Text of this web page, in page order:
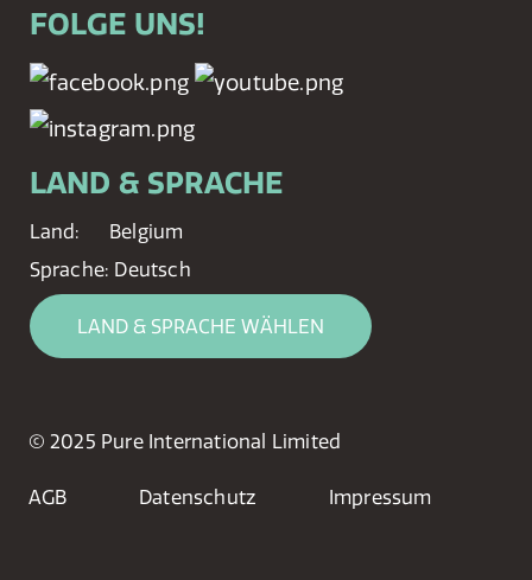
FOLGE UNS!
LAND & SPRACHE
Land:
Belgium
Sprache: Deutsch
LAND & SPRACHE WÄHLEN
© 2025 Pure International Limited
AGB Datenschutz Impressum